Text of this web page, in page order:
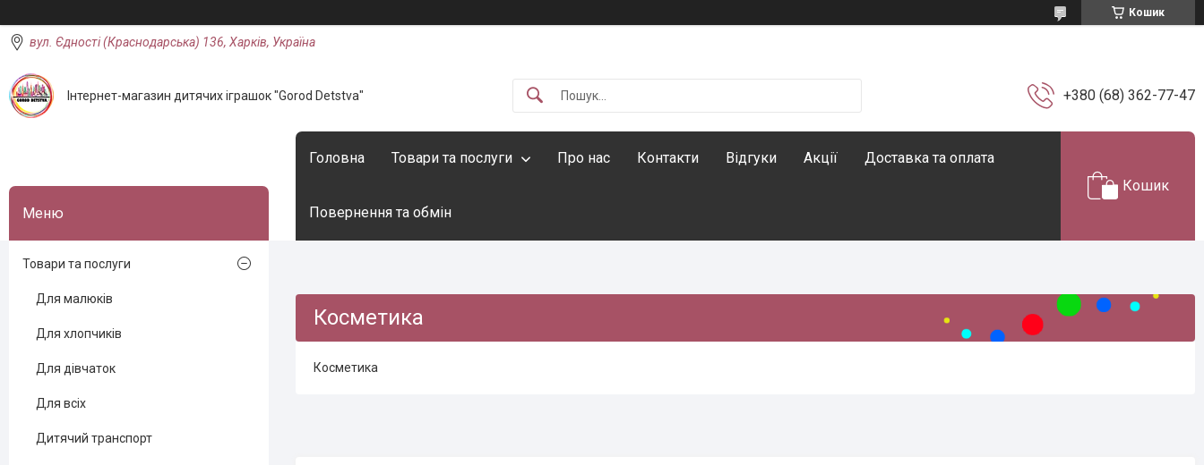
Кошик
вул. Єдності (Краснодарська) 136, Харків, Україна
Інтернет-магазин дитячих іграшок "Gorod Detstva" +380 (68) 362-77-47
Головна Товари та послуги Про нас Контакти Відгуки Акції Доставка та оплата
Повернення та обмін
Кошик
Косметика
Косметика
Товари та послуги
Для малюків
Для хлопчиків
Для дівчаток
Для всіх
Дитячий транспорт